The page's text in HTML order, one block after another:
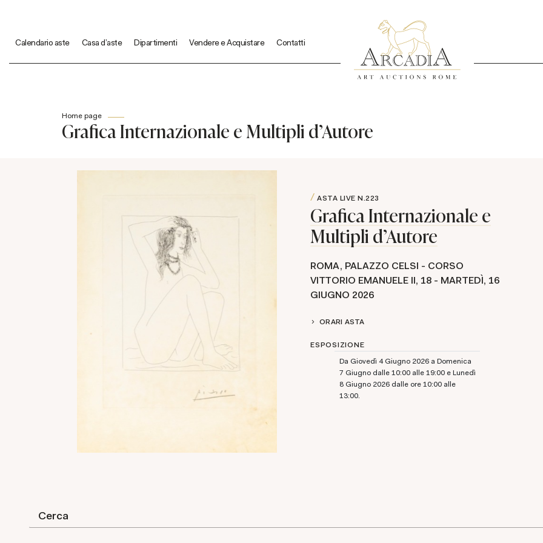
Calendario aste Casa d'aste Dipartimenti Vendere e Acquistare Contatti
Home page
Grafica Internazionale e Multipli d'Autore
ASTA LIVE N.223
Grafica Internazionale e
Multipli d'Autore
ROMA, PALAZZO CELSI - CORSO
VITTORIO EMANUELE II, 18 - MARTEDÌ, 16
GIUGNO 2026
ORARI ASTA
ESPOSIZIONE
Da Giovedì 4 Giugno 2026 a Domenica
7 Giugno dalle 10:00 alle 19:00 e Lunedì
8 Giugno 2026 dalle ore 10:00 alle
13:00.